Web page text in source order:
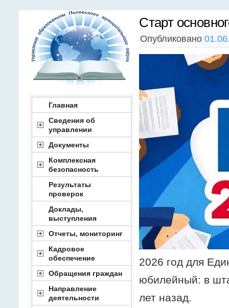
Старт
Опубликовано
2026 год для
юбилейный: в
лет назад.
Главная
Сведения об
управлении
Документы
Комплексная
безопасность
Результаты
проверок
Доклады,
выступления
Отчеты, мониторинг
Кадровое
обеспечение
Обращения граждан
Направление
деятельности